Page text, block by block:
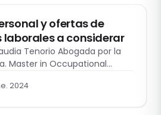
y ofertas de
a considerar
Tenorio Abogada por la
Master in Occupational
2024